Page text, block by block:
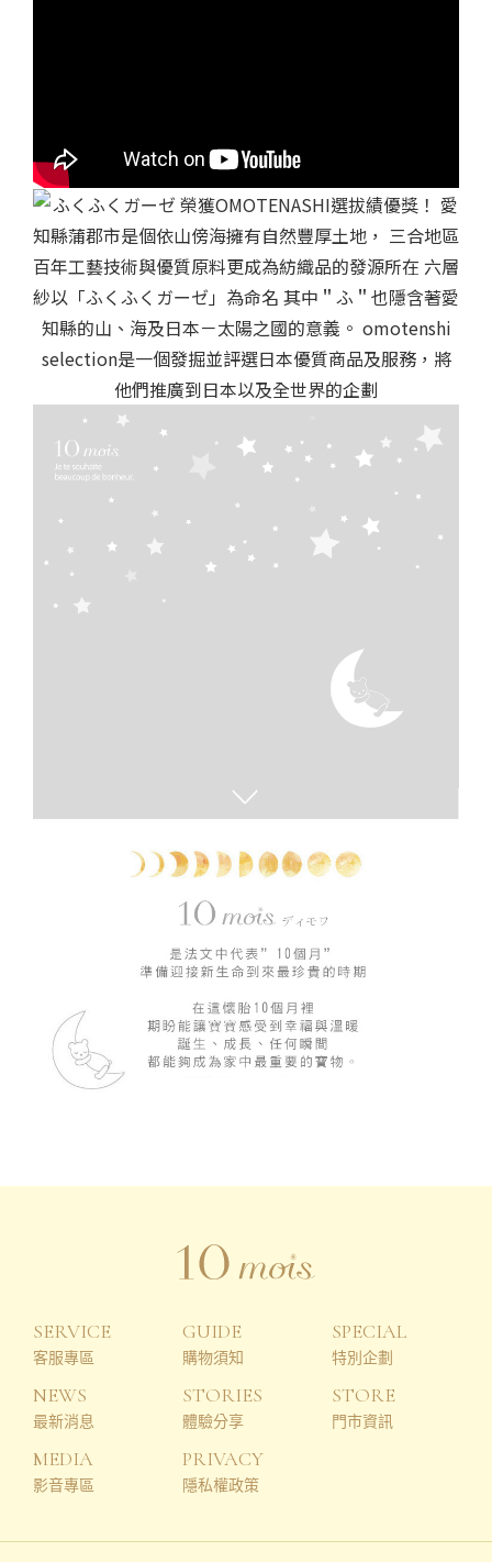
SERVICE
客服專區
GUIDE
購物須知
SPECIAL
特別企劃
NEWS
最新消息
STORIES
體驗分享
STORE
門市資訊
MEDIA
影音專區
PRIVACY
隱私權政策